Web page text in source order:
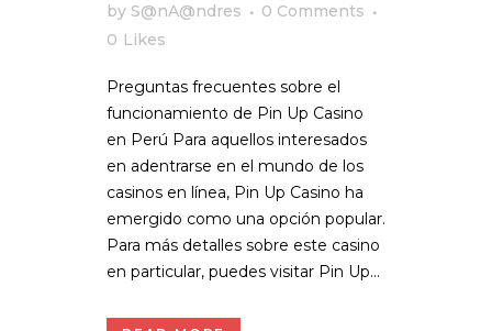
by S@nA@ndres
0 Comments
0 Likes
Preguntas frecuentes sobre el
funcionamiento de Pin Up Casino
en Perú Para aquellos interesados
en adentrarse en el mundo de los
casinos en línea, Pin Up Casino ha
emergido como una opción popular.
Para más detalles sobre este casino
en particular, puedes visitar Pin Up...